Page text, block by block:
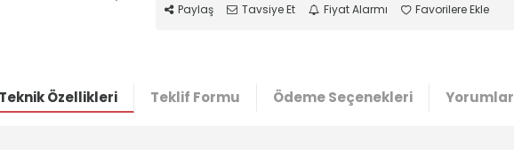
Paylaş Tavsiye Et Fiyat Alarmı Favorilere Ekle
Özellikleri Teklif Formu Ödeme Seçenekleri Yorumlar